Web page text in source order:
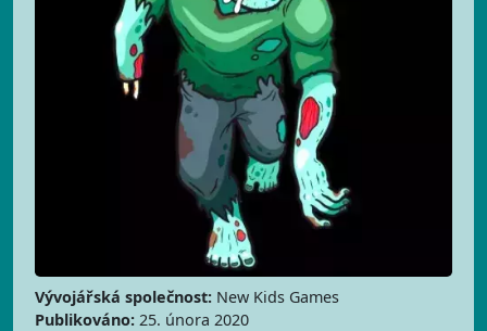
Vývojářská společnost: New Kids Games
Publikováno: 25. února 2020